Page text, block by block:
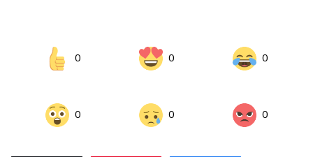
0 0 0
0 0 0